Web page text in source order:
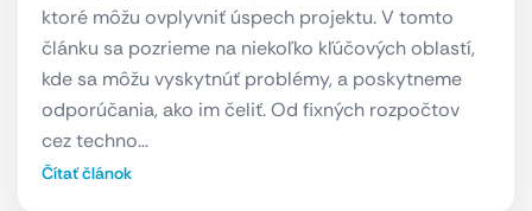
ktoré môžu ovplyvniť úspech projektu. V tomto
článku sa pozrieme na niekoľko kľúčových oblastí,
kde sa môžu vyskytnúť problémy, a poskytneme
odporúčania, ako im čeliť. Od fixných rozpočtov
cez techno…
Čítať článok